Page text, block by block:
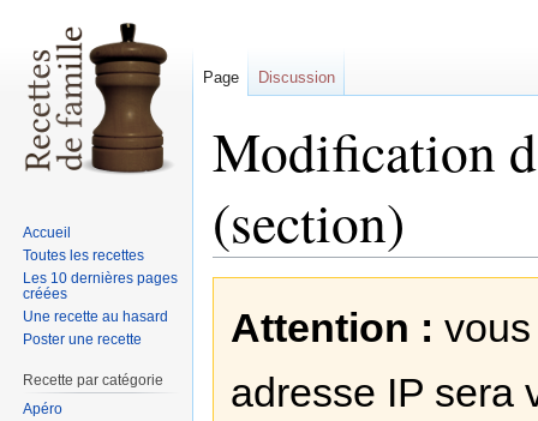
Modification
(section)
Attention :
adresse IP sera
Page Discussion
Accueil
Toutes les recettes
Les 10 dernières pages
créées
Une recette au hasard
Poster une recette
Recette par catégorie
Apéro